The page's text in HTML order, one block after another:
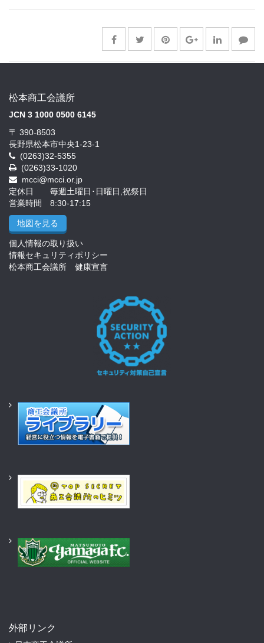
松本商工会議所
JCN 3 1000 0500 6145
〒 390-8503
長野県松本市中央1-23-1
(0263)32-5355
(0263)33-1020
mcci@mcci.or.jp
定休日 毎週土曜日･日曜日,祝祭日
営業時間 8:30-17:15
地図を見る
個人情報の取り扱い
情報セキュリティポリシー
松本商工会議所 健康宣言
外部リンク